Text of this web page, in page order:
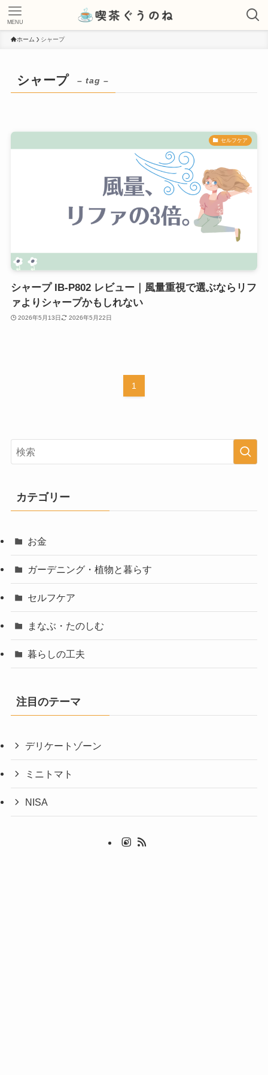
MENU
ホーム シャープ
シャープ – tag –
セルフケア
シャープ IB-P802 レビュー｜風量重視で選ぶならリフ
ァよりシャープかもしれない
2026年5月13日 2026年5月22日
1
カテゴリー
お金
ガーデニング・植物と暮らす
セルフケア
まなぶ・たのしむ
暮らしの工夫
注目のテーマ
デリケートゾーン
ミニトマト
NISA